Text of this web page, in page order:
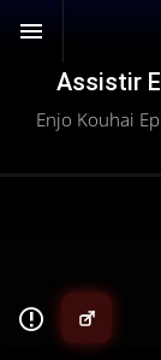
Assistir
Enjo Kouhai